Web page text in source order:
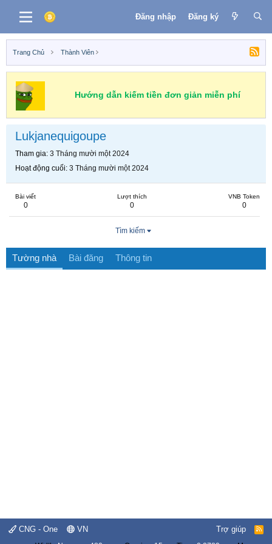
Đăng nhập Đăng ký
Trang Chủ Thành Viên
Hướng dẫn kiếm tiền đơn giản miễn phí
Lukjanequigoupe
Tham gia 3 Tháng mười một 2024
Hoạt động cuối 3 Tháng mười một 2024
Bài viết
0
Lượt thích
0
VNB Token
0
Tìm kiếm
Tường nhà Bài đăng Thông tin
CNG - One VN Trợ giúp
R